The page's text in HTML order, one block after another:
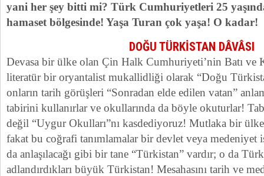
yani her şey bitti mi? Türk Cumhuriyetleri 25
hamaset bölgesinde! Yaşa Turan çok yaşa! O kadar!
DOĞU TÜRKİSTAN DÂVÂSI
Devasa bir ülke olan Çin Halk Cumhuriyeti’nin Batı ve
literatür bir oryantalist mukallidliği olarak “Doğu
onların tarih görüşleri “Sonradan elde edilen vatan”
tabirini kullanırlar ve okullarında da böyle okuturlar!
değil “Uygur Okulları”nı kasdediyoruz! Mutlaka bir
fakat bu coğrafi tanımlamalar bir devlet veya medeniyet
da anlaşılacağı gibi bir tane “Türkistan” vardır; o da
adlandırdıkları büyük Türkistan! Mesahasını tarih ve